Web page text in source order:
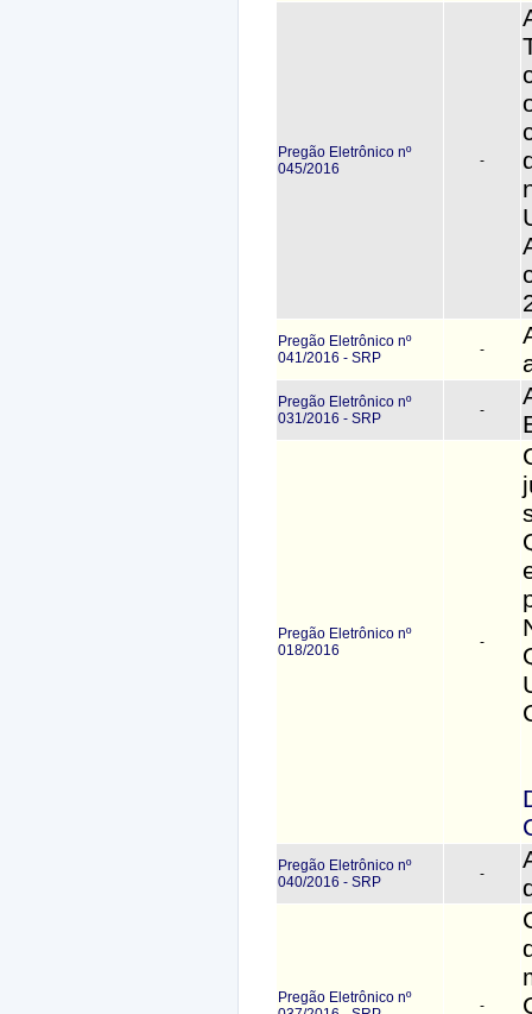
Pregão Eletrônico nº
045/2016
-
Pregão Eletrônico nº
041/2016 - SRP
-
Pregão Eletrônico nº
031/2016 - SRP
-
Pregão Eletrônico nº
018/2016
-
Pregão Eletrônico nº
040/2016 - SRP
-
Pregão Eletrônico nº
-